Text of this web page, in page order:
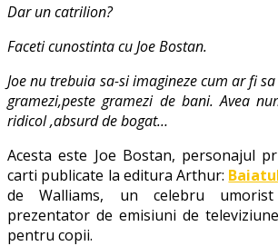
pentru
in
vremea
Coronavirusului
Dar un catrilion?
Faceti cunostinta cu Joe Bostan.
Joe nu trebuia sa-si imagineze cum ar fi
gramezi,peste gramezi de bani. Avea
ridicol ,absurd de bogat…
Acesta este Joe Bostan, personajul
carti publicate la editura Arthur:
de Walliams, un celebru
prezentator de emisiuni de
pentru copii.